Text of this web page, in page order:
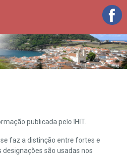
publicada pelo IHIT.
faz a distinção entre fortes e
são usadas nos